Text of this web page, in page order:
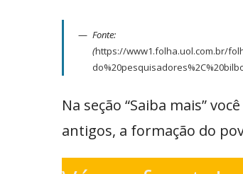
Fonte:
(https://www1.folha.uol.com.br/
Na seção “Saiba mais”
antigos, a formação do